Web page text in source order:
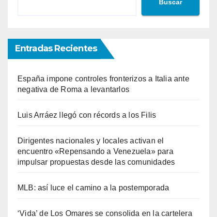
Buscar
Entradas Recientes
España impone controles fronterizos a Italia ante
negativa de Roma a levantarlos
Luis Arráez llegó con récords a los Filis
Dirigentes nacionales y locales activan el
encuentro «Repensando a Venezuela» para
impulsar propuestas desde las comunidades
MLB: así luce el camino a la postemporada
‘Vida’ de Los Omares se consolida en la cartelera